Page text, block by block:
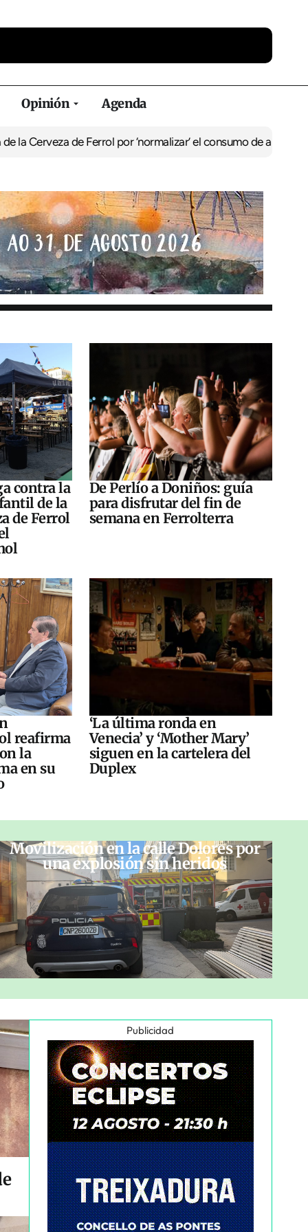
Opinión Agenda
Ferrol por ‘normalizar’ el consumo de alcoholDe Perlío a
contra la
de la
de Ferrol
De Perlío a Doniños: guía
para disfrutar del fin de
semana en Ferrolterra
reafirma
la
en su
‘La última ronda en
Venecia’ y ‘Mother Mary’
siguen en la cartelera del
Duplex
Movilización en la calle Dolores por
una explosión sin heridos
Publicidad